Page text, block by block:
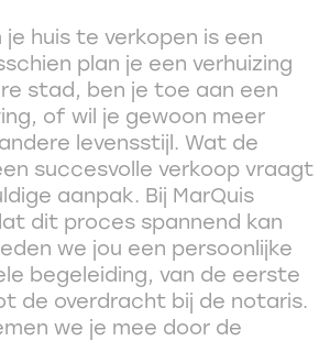
huis te verkopen is een
plan je een verhuizing
stad, ben je toe aan een
of wil je gewoon meer
levensstijl. Wat de
succesvolle verkoop vraagt
aanpak. Bij MarQuis
dit proces spannend kan
we jou een persoonlijke
begeleiding, van de eerste
de overdracht bij de notaris.
we je mee door de